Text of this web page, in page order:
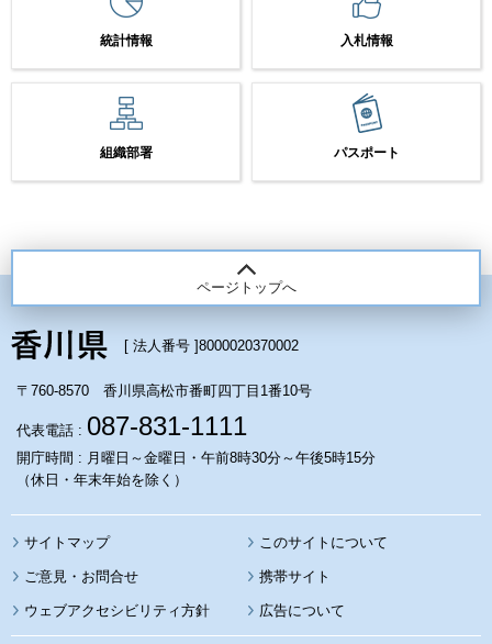
統計情報 入札情報
組織部署 パスポート
ページトップへ
[ 法人番号 ]8000020370002
〒760-8570 香川県高松市番町四丁目1番10号
代表電話 : 087-831-1111
開庁時間 : 月曜日～金曜日・午前8時30分～午後5時15分
（休日・年末年始を除く）
サイトマップ このサイトについて
携帯サイト
ウェブアクセシビリティ方針 広告について